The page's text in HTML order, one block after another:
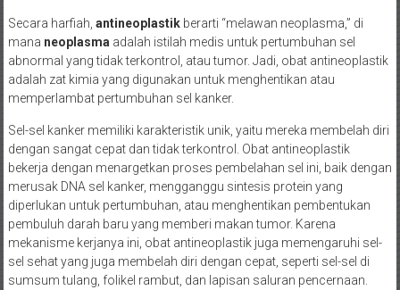
Secara harfiah, antineoplastikberarti “melawan neoplasma,” di
mana neoplasma adalah istilah medis untuk pertumbuhan sel
abnormal yang tidak terkontrol, atau tumor. Jadi, obat antineoplastik
adalah zat kimia yang digunakan untuk menghentikan atau
memperlambat pertumbuhan sel kanker.
Sel-sel kanker memiliki karakteristik unik, yaitu mereka membelah diri
dengan sangat cepat dan tidak terkontrol. Obat antineoplastik
bekerja dengan menargetkan proses pembelahan sel ini, baik dengan
merusak DNA sel kanker, mengganggu sintesis protein yang
diperlukan untuk pertumbuhan, atau menghentikan pembentukan
pembuluh darah baru yang memberi makan tumor. Karena
mekanisme kerjanya ini, obat antineoplastik juga memengaruhi sel-
sel sehat yang juga membelah diri dengan cepat, seperti sel-sel di
sumsum tulang, folikel rambut, dan lapisan saluran pencernaan.